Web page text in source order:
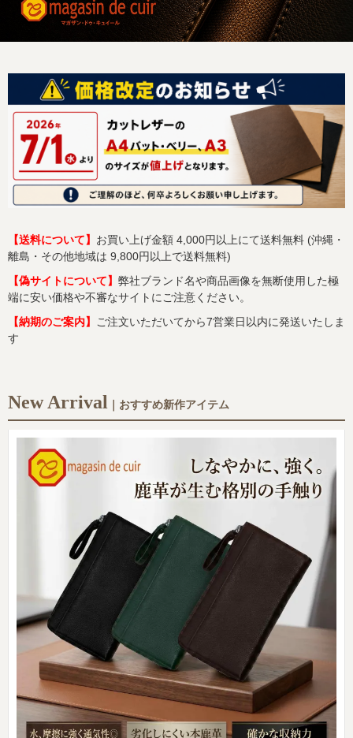
【送料について】 お買い上げ金額 4,000円以上にて送料無料 (沖縄・
離島・その他地域は 9,800円以上で送料無料)
【偽サイトについて】 弊社ブランド名や商品画像を無断使用した極
端に安い価格や不審なサイトにご注意ください。
【納期のご案内】
ご注文いただいてから7営業日以内に発送いたしま
す
New Arrival ｜おすすめ新作アイテム